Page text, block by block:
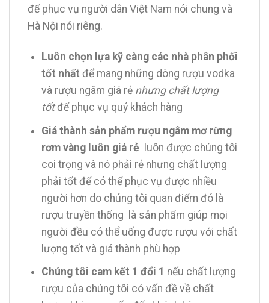
để phục vụ người dân Việt Nam nói chung và
Hà Nội nói riêng.
Luôn chọn lựa kỹ càng các nhà phân phối
tốt nhất để mang những dòng rượu vodka
và rượu ngâm giá rẻnhưng chất lượng
tốtđể phục vụ quý khách hàng
Giá thành sản phẩm rượu ngâm mơ rừng
rơm vàng luôn giá rẻ
luôn được chúng tôi
coi trọng và nó phải rẻ nhưng chất lượng
phải tốt để có thể phục vụ được nhiều
người hơn do chúng tôi quan điểm đó là
rượu truyền thống là sản phẩm giúp mọi
người đều có thể uống được rượu với chất
lượng tốt và giá thành phù hợp
Chúng tôi cam kết 1 đổi 1 nếu chất lượng
rượu của chúng tôi có vấn đề về chất